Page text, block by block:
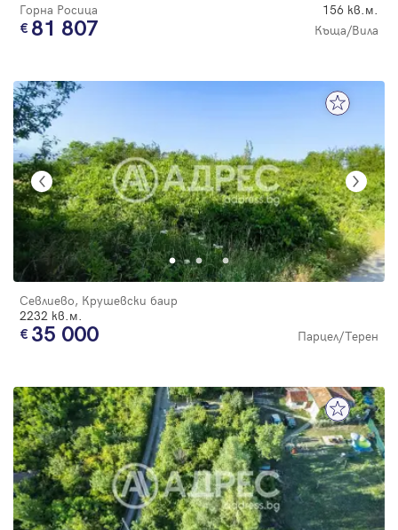
Горна Росица 156 кв.м.
81 807 Къща/Вила
Севлиево, Крушевски баир
2232 кв.м.
35 000 Парцел/Терен